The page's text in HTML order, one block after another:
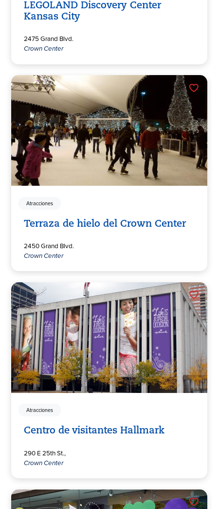
LEGOLAND Discovery Center
Kansas City
2475 Grand Blvd.
Crown Center
Atracciones
Terraza de hielo del Crown Center
2450 Grand Blvd.
Crown Center
Atracciones
Centro de visitantes Hallmark
290 E 25th St.,
Crown Center